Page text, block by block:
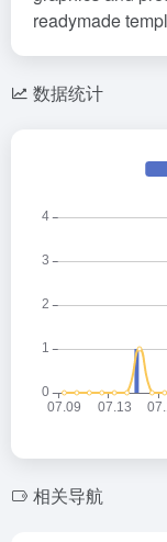
readymade
数据统计
相关导航